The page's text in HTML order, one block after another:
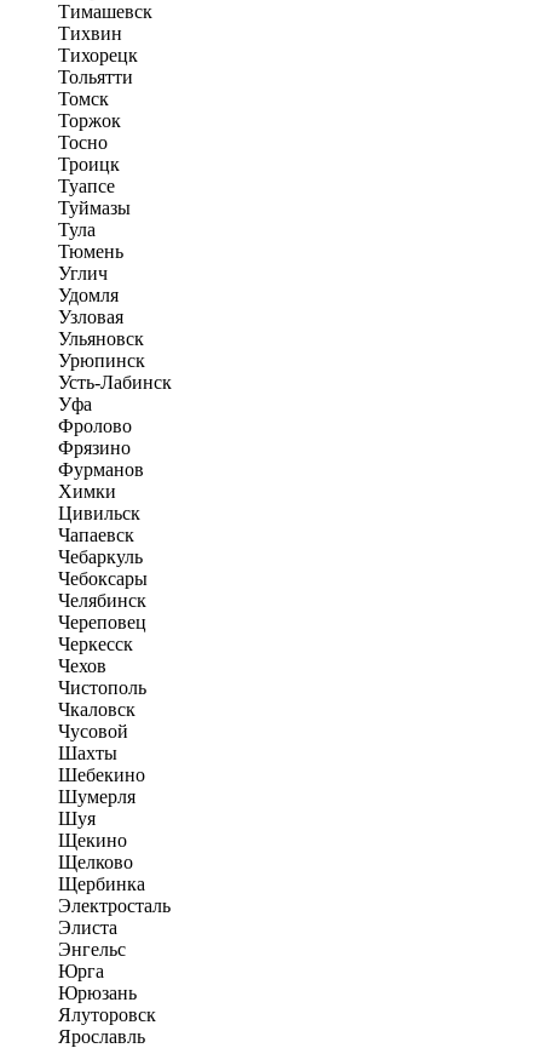
Тимашевск
Тихвин
Тихорецк
Тольятти
Томск
Торжок
Тосно
Троицк
Туапсе
Туймазы
Тула
Тюмень
Углич
Удомля
Узловая
Ульяновск
Урюпинск
Усть-Лабинск
Уфа
Фролово
Фрязино
Фурманов
Химки
Цивильск
Чапаевск
Чебаркуль
Чебоксары
Челябинск
Череповец
Черкесск
Чехов
Чистополь
Чкаловск
Чусовой
Шахты
Шебекино
Шумерля
Шуя
Щекино
Щелково
Щербинка
Электросталь
Элиста
Энгельс
Юрга
Юрюзань
Ялуторовск
Ярославль